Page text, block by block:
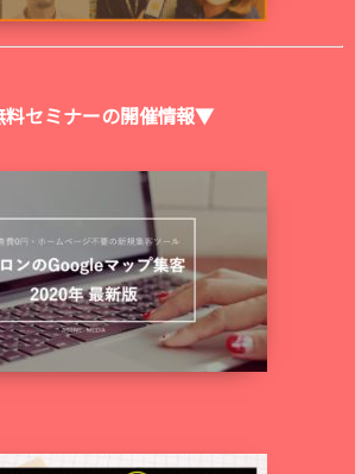
セミナーの開催情報▼